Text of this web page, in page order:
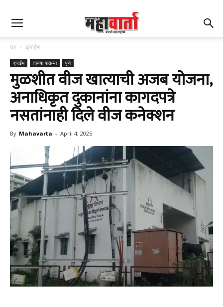
घर क्राईम
क्राईम ताज्या बातम्या पुणे
मुळशीत वीज खात्याची अजब योजना,
अनाधिकृत दुकानांना कागदपत्रे
नसतांनाही दिले वीज कनेक्शन
By Mahavarta - April 4, 2025